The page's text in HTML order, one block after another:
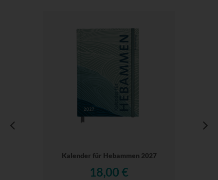
Kalender für Hebammen 2027
18,00 €